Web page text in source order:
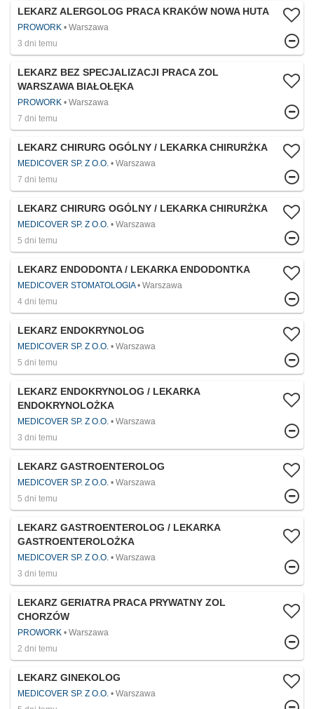
LEKARZ ALERGOLOG PRACA KRAKÓW NOWA HUTA
PROWORK
Warszawa
3 dni temu
LEKARZ BEZ SPECJALIZACJI PRACA ZOL
WARSZAWA BIAŁOŁĘKA
PROWORK
Warszawa
7 dni temu
LEKARZ CHIRURG OGÓLNY / LEKARKA CHIRURŻKA
MEDICOVER SP. Z O.O.
Warszawa
7 dni temu
LEKARZ CHIRURG OGÓLNY / LEKARKA CHIRURŻKA
MEDICOVER SP. Z O.O.
Warszawa
5 dni temu
LEKARZ ENDODONTA / LEKARKA ENDODONTKA
MEDICOVER STOMATOLOGIA
Warszawa
4 dni temu
LEKARZ ENDOKRYNOLOG
MEDICOVER SP. Z O.O.
Warszawa
5 dni temu
LEKARZ ENDOKRYNOLOG / LEKARKA
ENDOKRYNOLOŻKA
MEDICOVER SP. Z O.O.
Warszawa
3 dni temu
LEKARZ GASTROENTEROLOG
MEDICOVER SP. Z O.O.
Warszawa
5 dni temu
LEKARZ GASTROENTEROLOG / LEKARKA
GASTROENTEROLOŻKA
MEDICOVER SP. Z O.O.
Warszawa
3 dni temu
LEKARZ GERIATRA PRACA PRYWATNY ZOL
CHORZÓW
PROWORK
Warszawa
2 dni temu
LEKARZ GINEKOLOG
MEDICOVER SP. Z O.O.
Warszawa